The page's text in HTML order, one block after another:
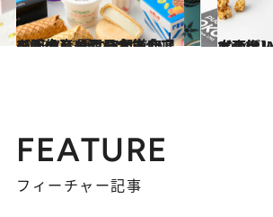
2023.7.23
【画像】【西日本エリアを総まとめ】47都道府県の手土産 夏にうれしい！ ひんやりおやつ大集合
グルメ 2024.1.4
【画像】47都道府県「
グルメ
FEATURE
フィーチャー記事